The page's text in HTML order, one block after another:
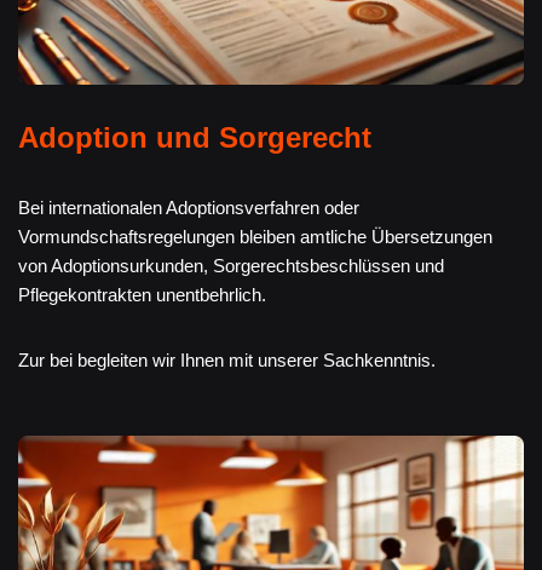
Adoption und Sorgerecht
Bei internationalen Adoptionsverfahren oder
Vormundschaftsregelungen bleiben amtliche Übersetzungen
von Adoptionsurkunden, Sorgerechtsbeschlüssen und
Pflegekontrakten unentbehrlich.
Zur bei begleiten wir Ihnen mit unserer Sachkenntnis.